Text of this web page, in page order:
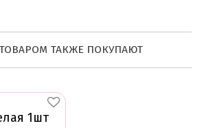
ТАКЖЕ ПОКУПАЮТ